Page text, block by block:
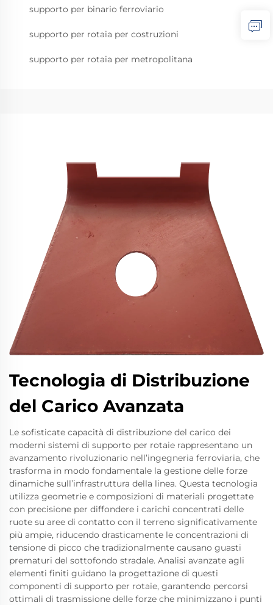
supporto per binario ferroviario
supporto per rotaia per costruzioni
supporto per rotaia per metropolitana
Tecnologia di Distribuzione
del Carico Avanzata
Le sofisticate capacità di distribuzione del carico dei
moderni sistemi di supporto per rotaie rappresentano un
avanzamento rivoluzionario nell’ingegneria ferroviaria, che
trasforma in modo fondamentale la gestione delle forze
dinamiche sull’infrastruttura della linea. Questa tecnologia
utilizza geometrie e composizioni di materiali progettate
con precisione per diffondere i carichi concentrati delle
ruote su aree di contatto con il terreno significativamente
più ampie, riducendo drasticamente le concentrazioni di
tensione di picco che tradizionalmente causano guasti
prematuri del sottofondo stradale. Analisi avanzate agli
elementi finiti guidano la progettazione di questi
componenti di supporto per rotaie, garantendo percorsi
ottimali di trasmissione delle forze che minimizzano i punti